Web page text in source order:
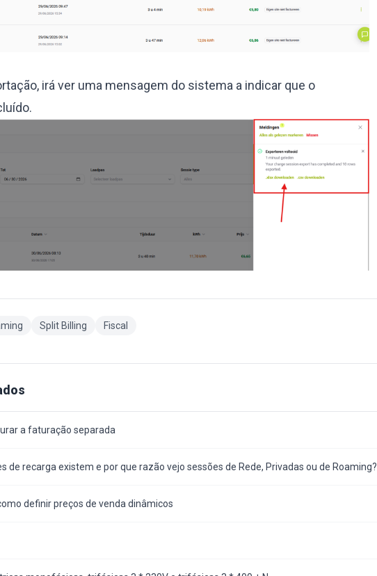
irá ver uma mensagem do sistema a indicar que o
Split Billing Fiscal
a faturação separada
de recarga existem e por que razão vejo sessões de Rede, Privadas ou de Roaming?
definir preços de venda dinâmicos